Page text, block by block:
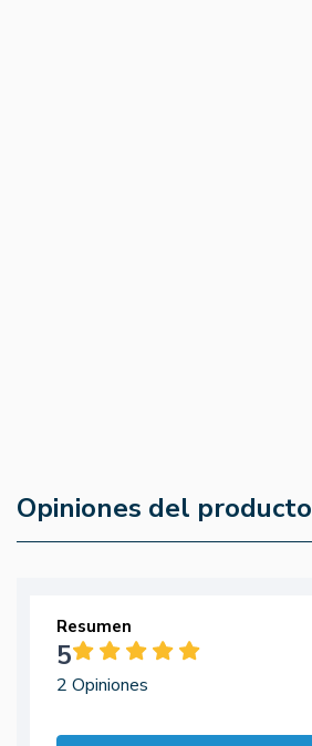
Opiniones del producto
Resumen
5
2 Opiniones